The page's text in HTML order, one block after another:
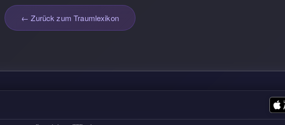
← Zurück zum Traumlexikon